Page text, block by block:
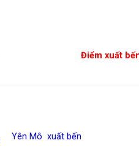
Điểm xuất
Yên Mô xuất bến